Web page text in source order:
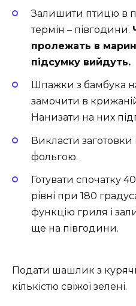
Залишити птицю в
термін – півгодини.
пролежать в
підсумку вийдуть.
Шпажки з бамбука
замочити в
Нанизати на них
Викласти
фольгою.
Готувати спочатку
рівні при 180
функцію гриля і
ще на півгодини.
Подати шашлик з
кількістю свіжої зелені.